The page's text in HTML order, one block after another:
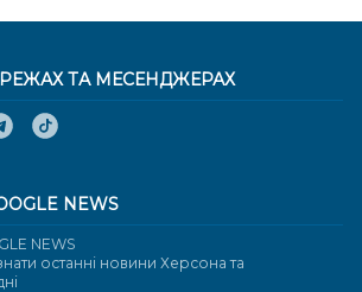
ТА МЕСЕНДЖЕРАХ
NEWS
NEWS
останні новини Херсона та